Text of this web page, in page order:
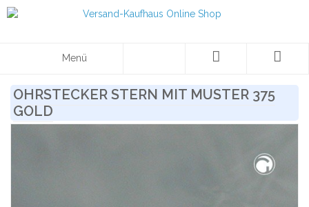
Menü
OHRSTECKER STERN MIT MUSTER 375
GOLD